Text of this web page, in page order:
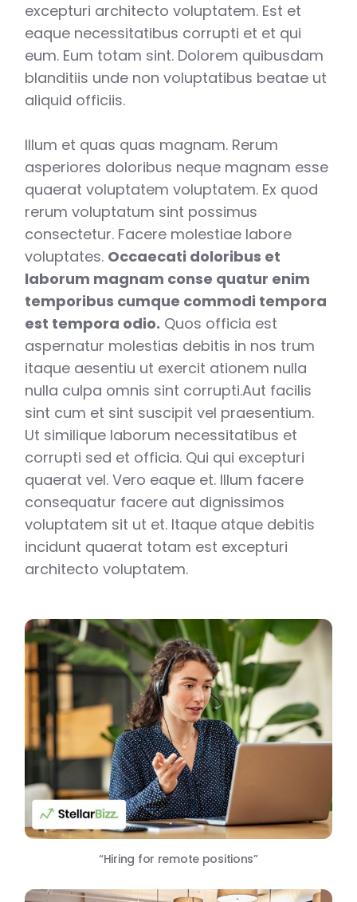
excepturi architecto voluptatem. Est et
eaque necessitatibus corrupti et et qui
eum. Eum totam sint. Dolorem quibusdam
blanditiis unde non voluptatibus beatae ut
aliquid officiis.
Illum et quas quas magnam. Rerum
asperiores doloribus neque magnam esse
quaerat voluptatem voluptatem. Ex quod
rerum voluptatum sint possimus
consectetur. Facere molestiae labore
voluptates. Occaecati doloribus et
laborum magnam conse quatur enim
temporibus cumque commodi tempora
est tempora odio. Quos officia est
aspernatur molestias debitis in nos trum
itaque aesentiu ut exercit ationem nulla
nulla culpa omnis sint corrupti.Aut facilis
sint cum et sint suscipit vel praesentium.
Ut similique laborum necessitatibus et
corrupti sed et officia. Qui qui excepturi
quaerat vel. Vero eaque et. Illum facere
consequatur facere aut dignissimos
voluptatem sit ut et. Itaque atque debitis
incidunt quaerat totam est excepturi
architecto voluptatem.
“Hiring for remote positions”